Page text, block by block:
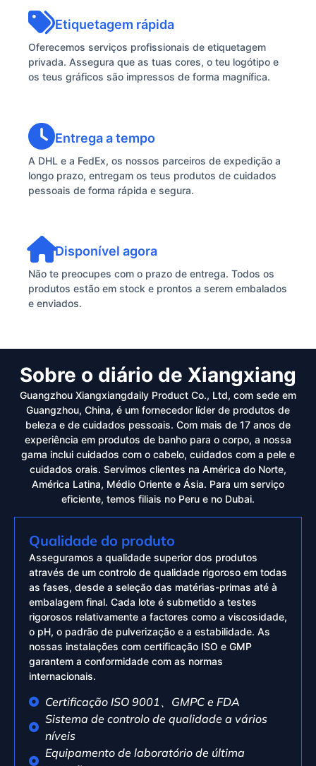
Etiquetagem rápida
Oferecemos serviços profissionais de etiquetagem
privada. Assegura que as tuas cores, o teu logótipo e
os teus gráficos são impressos de forma magnífica.
Entrega a tempo
A DHL e a FedEx, os nossos parceiros de expedição a
longo prazo, entregam os teus produtos de cuidados
pessoais de forma rápida e segura.
Disponível agora
Não te preocupes com o prazo de entrega. Todos os
produtos estão em stock e prontos a serem embalados
e enviados.
Sobre o diário de Xiangxiang
Guangzhou Xiangxiangdaily Product Co., Ltd, com sede em
Guangzhou, China, é um fornecedor líder de produtos de
beleza e de cuidados pessoais. Com mais de 17 anos de
experiência em produtos de banho para o corpo, a nossa
gama inclui cuidados com o cabelo, cuidados com a pele e
cuidados orais. Servimos clientes na América do Norte,
América Latina, Médio Oriente e Ásia. Para um serviço
eficiente, temos filiais no Peru e no Dubai.
Qualidade do produto
Asseguramos a qualidade superior dos produtos
através de um controlo de qualidade rigoroso em todas
as fases, desde a seleção das matérias-primas até à
embalagem final. Cada lote é submetido a testes
rigorosos relativamente a factores como a viscosidade,
o pH, o padrão de pulverização e a estabilidade. As
nossas instalações com certificação ISO e GMP
garantem a conformidade com as normas
internacionais.
Certificação ISO 9001、GMPC e FDA
Sistema de controlo de qualidade a vários
níveis
Equipamento de laboratório de última